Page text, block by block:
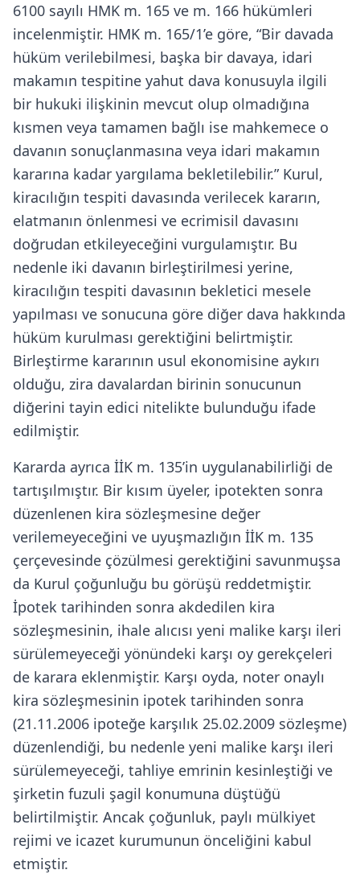
6100 sayılı HMK m. 165 ve m. 166 hükümleri
incelenmiştir. HMK m. 165/1’e göre, “Bir davada
hüküm verilebilmesi, başka bir davaya, idari
makamın tespitine yahut dava konusuyla ilgili
bir hukuki ilişkinin mevcut olup olmadığına
kısmen veya tamamen bağlı ise mahkemece o
davanın sonuçlanmasına veya idari makamın
kararına kadar yargılama bekletilebilir.” Kurul,
kiracılığın tespiti davasında verilecek kararın,
elatmanın önlenmesi ve ecrimisil davasını
doğrudan etkileyeceğini vurgulamıştır. Bu
nedenle iki davanın birleştirilmesi yerine,
kiracılığın tespiti davasının bekletici mesele
yapılması ve sonucuna göre diğer dava hakkında
hüküm kurulması gerektiğini belirtmiştir.
Birleştirme kararının usul ekonomisine aykırı
olduğu, zira davalardan birinin sonucunun
diğerini tayin edici nitelikte bulunduğu ifade
edilmiştir.
Kararda ayrıca İİK m. 135’in uygulanabilirliği de
tartışılmıştır. Bir kısım üyeler, ipotekten sonra
düzenlenen kira sözleşmesine değer
verilemeyeceğini ve uyuşmazlığın İİK m. 135
çerçevesinde çözülmesi gerektiğini savunmuşsa
da Kurul çoğunluğu bu görüşü reddetmiştir.
İpotek tarihinden sonra akdedilen kira
sözleşmesinin, ihale alıcısı yeni malike karşı ileri
sürülemeyeceği yönündeki karşı oy gerekçeleri
de karara eklenmiştir. Karşı oyda, noter onaylı
kira sözleşmesinin ipotek tarihinden sonra
(21.11.2006 ipoteğe karşılık 25.02.2009 sözleşme)
düzenlendiği, bu nedenle yeni malike karşı ileri
sürülemeyeceği, tahliye emrinin kesinleştiği ve
şirketin fuzuli şagil konumuna düştüğü
belirtilmiştir. Ancak çoğunluk, paylı mülkiyet
rejimi ve icazet kurumunun önceliğini kabul
etmiştir.